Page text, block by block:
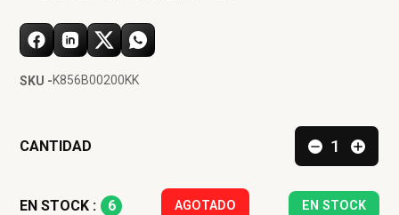
SKU -K856B00200KK
CANTIDAD
EN STOCK : 6 AGOTADO EN STOCK